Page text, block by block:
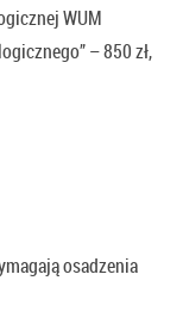
WUM
– 850 zł,
osadzenia